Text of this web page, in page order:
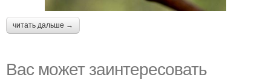
читать дальше →
Вас может заинтересовать